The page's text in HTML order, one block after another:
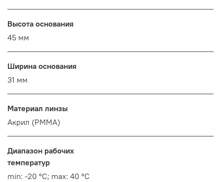
Высота основания
45 мм
Ширина основания
31 мм
Материал линзы
Акрил (PMMA)
Диапазон рабочих
температур
min: -20 °C; max: 40 °C